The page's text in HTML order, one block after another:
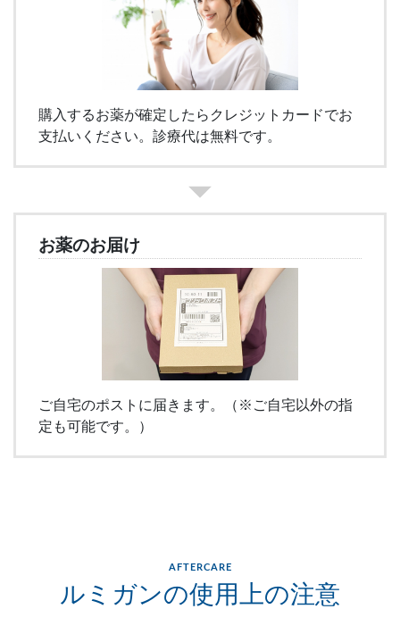
購入するお薬が確定したらクレジットカードでお
支払いください。診療代は無料です。
お薬のお届け
ご自宅のポストに届きます。（※ご自宅以外の指
定も可能です。）
AFTERCARE
ルミガンの使用上の注意